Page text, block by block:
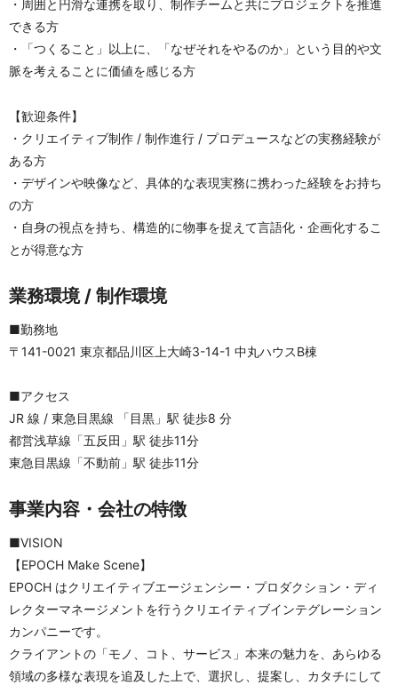
・周囲と円滑な連携を取り、制作チームと共にプロジェクトを推進
できる方
・「つくること」以上に、「なぜそれをやるのか」という目的や文
脈を考えることに価値を感じる方
【歓迎条件】
・クリエイティブ制作 / 制作進行 / プロデュースなどの実務経験が
ある方
・デザインや映像など、具体的な表現実務に携わった経験をお持ち
の方
・自身の視点を持ち、構造的に物事を捉えて言語化・企画化するこ
とが得意な方
業務環境 / 制作環境
■勤務地
〒141-0021 東京都品川区上大崎3-14-1 中丸ハウスB棟
■アクセス
JR 線 / 東急目黒線 「目黒」駅 徒歩8 分
都営浅草線「五反田」駅 徒歩11分
東急目黒線「不動前」駅 徒歩11分
事業内容・会社の特徴
■VISION
【EPOCH Make Scene】
EPOCH はクリエイティブエージェンシー・プロダクション・ディ
レクターマネージメントを行うクリエイティブインテグレーション
カンパニーです。
クライアントの「モノ、コト、サービス」本来の魅力を、あらゆる
領域の多様な表現を追及した上で、選択し、提案し、カタチにして